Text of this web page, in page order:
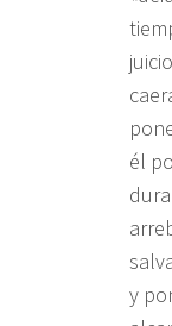
él
y